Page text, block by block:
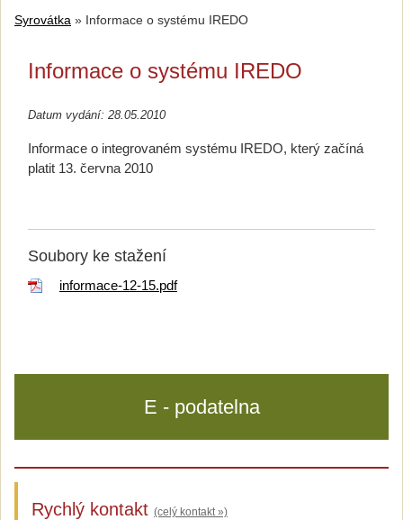
Syrovátka » Informace o systému IREDO
Informace o systému IREDO
Datum vydání: 28.05.2010
Informace o integrovaném systému IREDO, který začíná
platit 13. června 2010
Soubory ke stažení
informace-12-15.pdf
E - podatelna
Rychlý kontakt (celý kontakt »)